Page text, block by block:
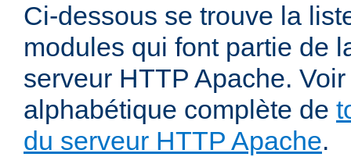
Ci-dessous se trouve la
modules qui font partie de
serveur HTTP Apache.
alphabétique complète de
du serveur HTTP Apache.